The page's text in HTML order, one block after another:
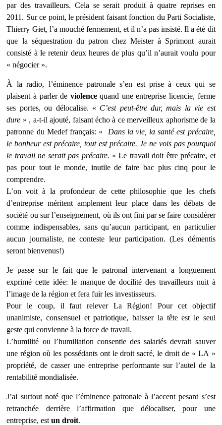
par des travailleurs. Cela se serait produit à quatre reprises en
2011. Sur ce point, le président faisant fonction du Parti Socialiste,
Thierry Giet, l’a mouché fermement, et il n’a pas insisté. Il a été dit
que la séquestration du patron chez Meister à Sprimont aurait
consisté à le retenir deux heures de plus qu’il n’aurait voulu pour
« négocier ».
À la radio, l’éminence patronale s’en est prise à ceux qui se
plaisent à parler de violencequand une entreprise licencie, ferme
ses portes, ou délocalise. « C’est peut-être dur, mais la vie est
dure » , a-t-il ajouté, faisant écho à ce merveilleux aphorisme de la
patronne du Medef français: «
Dans la vie, la santé est précaire,
le bonheur est précaire, tout est précaire. Je ne vois pas pourquoi
le travail ne serait pas précaire. » Le travail doit être précaire, et
pas pour tout le monde, inutile de faire bac plus cinq pour le
comprendre.
L’on voit à la profondeur de cette philosophie que les chefs
d’entreprise méritent amplement leur place dans les débats de
société ou sur l’enseignement, où ils ont fini par se faire considérer
comme indispensables, sans qu’aucun participant, en particulier
aucun journaliste, ne conteste leur participation. (Les démentis
seront bienvenus!)
Je passe sur le fait que le patronal intervenant a longuement
exprimé cette idée: le manque de docilité des travailleurs nuit à
l’image de la région et fera fuir les investisseurs.
Pour le coup, il faut relever La Région! Pour cet objectif
unanimiste, consensuel et patriotique, baisser la tête est le seul
geste qui convienne à la force de travail.
L’humilité ou l’humiliation consentie des salariés devrait sauver
une région où les possédants ont le droit sacré, le droit de « LA »
propriété, de casser une entreprise performante sur l’autel de la
rentabilité mondialisée.
J’ai surtout noté que l’éminencepatronale à l’accent pesant s’est
retranchée derrière l’affirmation que délocaliser, pour une
entreprise, estun droit.